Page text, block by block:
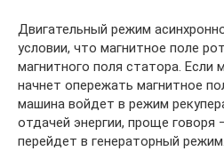
Двигательный режим
условии, что магнитное поле
магнитного поля статора. Если
начнет опережать магнитное
машина войдет в режим
отдачей энергии, проще говоря
перейдет в генераторный режим.